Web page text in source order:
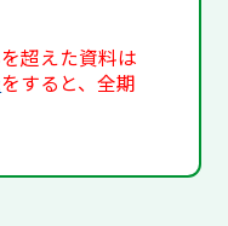
超えた資料は
をすると、全期